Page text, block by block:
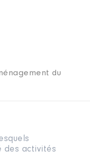
du
des activités